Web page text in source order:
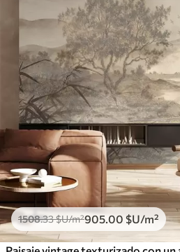
1508.33$U/m²905 .00 $U/m²